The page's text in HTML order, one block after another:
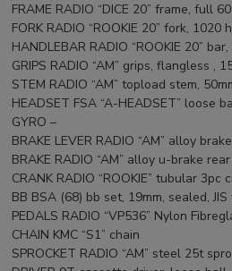
FRAME RADIO “DICE 20” frame, full
FORK RADIO “ROOKIE 20” fork,
HANDLEBAR RADIO “ROOKIE 20”
GRIPS RADIO “AM” grips, flangless ,
STEM RADIO “AM” topload stem,
HEADSET FSA “A-HEADSET” loose
GYRO –
BRAKE LEVER RADIO “AM” alloy
BRAKE RADIO “AM” alloy u-brake rear
CRANK RADIO “ROOKIE” tubular 3pc
BB BSA (68) bb set, 19mm, sealed,
PEDALS RADIO “VP536” Nylon
CHAIN KMC “S1” chain
SPROCKET RADIO “AM” steel 25t